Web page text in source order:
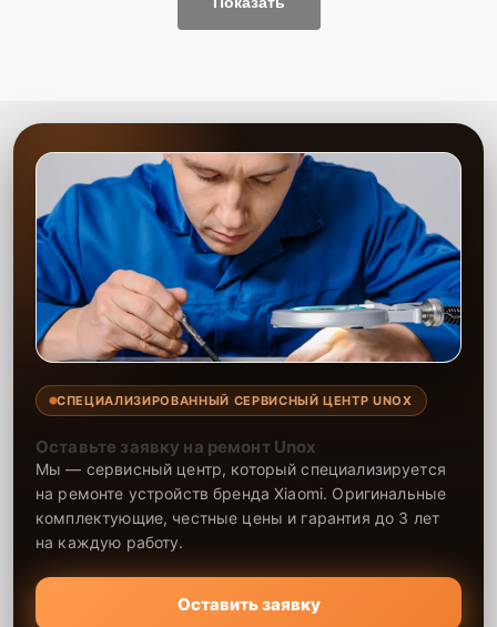
СПЕЦИАЛИЗИРОВАННЫЙ СЕРВИСНЫЙ ЦЕНТР UNOX
Оставьте заявку на ремонт Unox
Мы — сервисный центр, который специализируется
на ремонте устройств бренда Xiaomi. Оригинальные
комплектующие, честные цены и гарантия до 3 лет
на каждую работу.
Оставить заявку